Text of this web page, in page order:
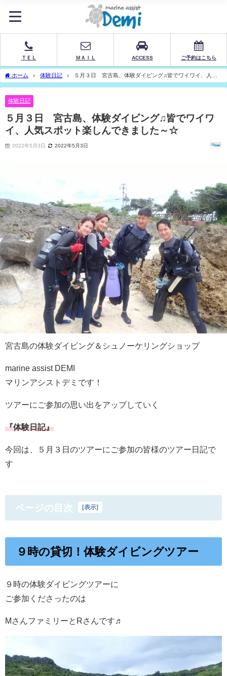
ＴＥＬ ＭＡＩＬ ACCESS ご予約はこちら
ホーム 体験日記
５月３日 宮古島、体験ダイビング♫皆でワイワイ、人気
スポット楽しんできました～☆
体験日記
５月３日 宮古島、体験ダイビング♫皆でワイワ
イ、人気スポット楽しんできました～☆
2022年5月3日 2022年5月3日
宮古島の体験ダイビング＆シュノーケリングショップ
marine assist DEMI
マリンアシストデミです！
ツアーにご参加の思い出をアップしていく
『体験日記』
今回は、５月３日のツアーにご参加の皆様のツアー日記で
す
ページの目次 [表示]
９時の貸切！体験ダイビングツアー
９時の体験ダイビングツアーに
ご参加くださったのは
MさんファミリーとRさんです♬